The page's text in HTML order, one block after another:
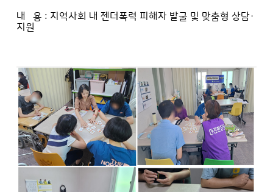
내 용 : 지역사회 내 젠더폭력 피해자 발굴 및 맞춤형 상담·
지원